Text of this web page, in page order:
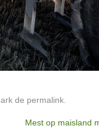
de permalink
Mest op maisland